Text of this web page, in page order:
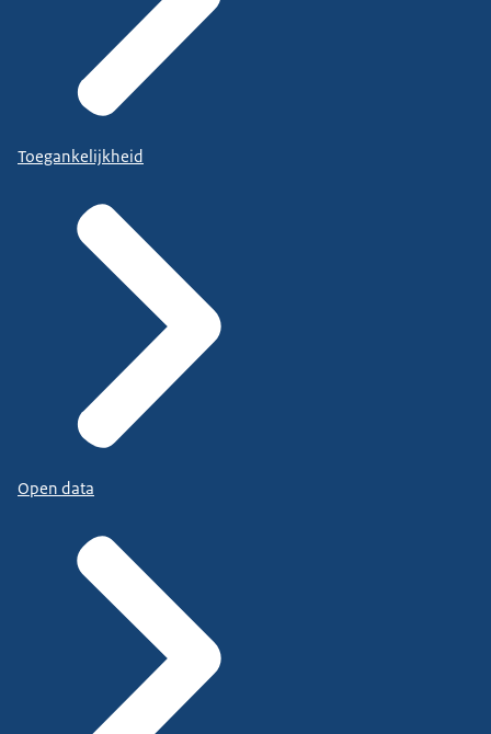
Toegankelijkheid
Open data